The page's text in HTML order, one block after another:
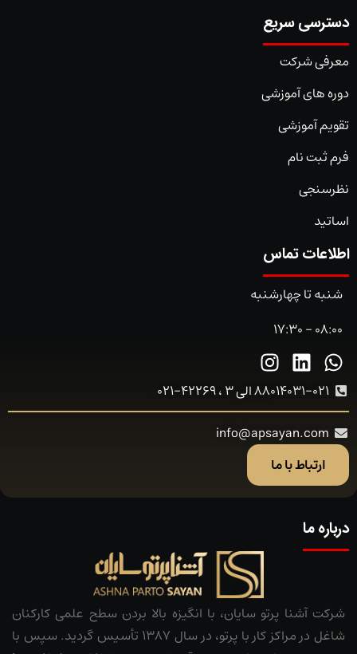
دسترسی سریع
معرفی شرکت
دوره های آموزشی
تقویم آموزشی
فرم ثبت نام
نظرسنجی
اساتید
اطلاعات تماس
شنبه تا چهارشنبه
08:00 - 17:30
88014031-021 الی 3 ، 42269-021
info@apsayan.com
ارتباط با ما
درباره ما
شرکت آشنا پرتو سایان، با انگیزه بالا بردن سطح علمی کارکنان
شاغل در مراکز کار با پرتو، در سال 1387 تأسیس گردید. سپس با